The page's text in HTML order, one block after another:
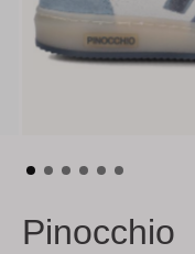
Pinocchio